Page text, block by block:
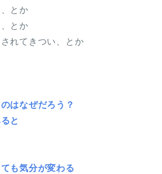
とか
とか
れてきつい、とか
はなぜだろう？
と
も気分が変わる